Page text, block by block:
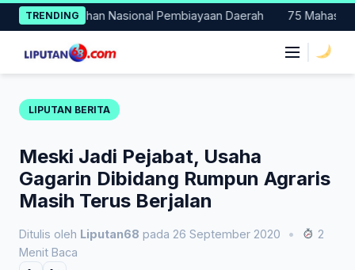
Skip
to
content
TRENDINGNasional Pembiayaan Daerah 75 Mahasiswa
LIPUTAN BERITA
Meski Jadi Pejabat, Usaha
Gagarin Dibidang Rumpun Agraris
Masih Terus Berjalan
Ditulis oleh Liputan68 pada 26 September 2020 •
2
Menit Baca